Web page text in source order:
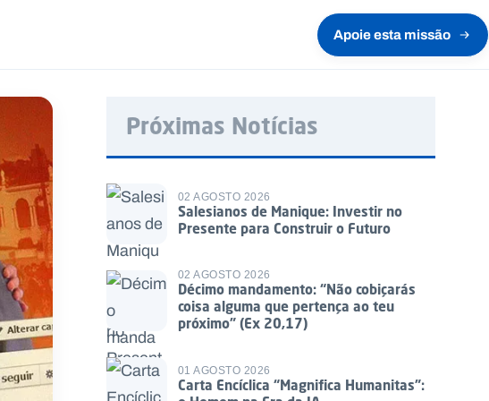
Apoie esta missão
Próximas Notícias
02 AGOSTO 2026
Salesianos de Manique: Investir no
Presente para Construir o Futuro
02 AGOSTO 2026
Décimo mandamento: “Não cobiçarás
coisa alguma que pertença ao teu
próximo” (Ex 20,17)
01 AGOSTO 2026
Carta Encíclica “Magnifica Humanitas”: